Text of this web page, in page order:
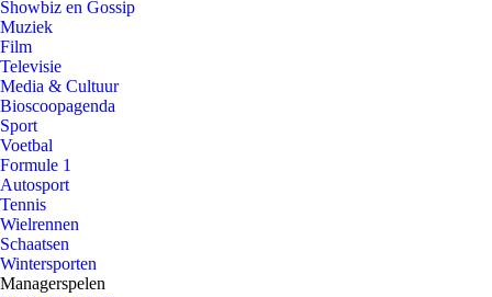
Showbiz en Gossip
Muziek
Film
Televisie
Media & Cultuur
Bioscoopagenda
Sport
Voetbal
Formule 1
Autosport
Tennis
Wielrennen
Schaatsen
Wintersporten
Managerspelen